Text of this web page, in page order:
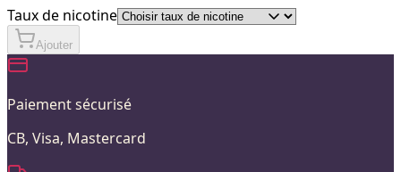
Taux de nicotine
Ajouter
Paiement sécurisé
CB, Visa, Mastercard